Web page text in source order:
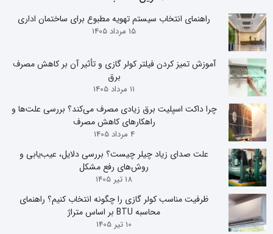
راهنمای انتخاب سیستم تهویه مطبوع برای ساختمان اداری
15 مرداد 1405
آموزش تمیز کردن فیلتر کولر گازی و تأثیر آن بر کاهش مصرف
برق
11 مرداد 1405
چرا داکت اسپلیت برق زیادی مصرف می‌کند؟ بررسی علت‌ها و
راهکارهای کاهش مصرف
4 مرداد 1405
علت صدای زیاد چیلر چیست؟ بررسی دلایل، عیب‌یابی و
روش‌های رفع مشکل
18 تیر 1405
ظرفیت مناسب کولر گازی را چگونه انتخاب کنیم؟ راهنمای
محاسبه BTU بر اساس متراژ
10 تیر 1405